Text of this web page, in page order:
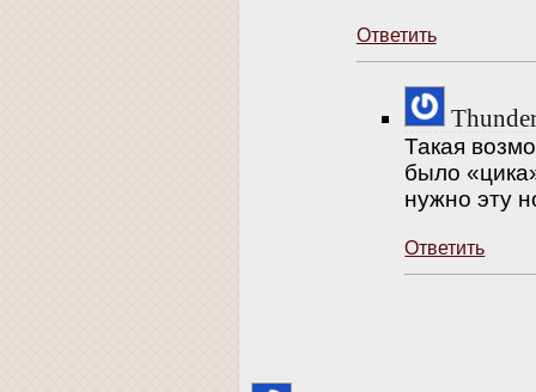
Ответить
Такая
было
нужно эту
Ответить